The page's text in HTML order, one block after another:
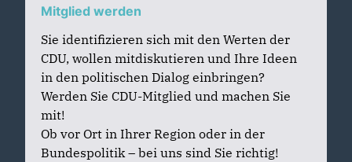
Mitglied werden
Sie identifizieren sich mit den Werten der
CDU, wollen mitdiskutieren und Ihre Ideen
in den politischen Dialog einbringen?
Werden Sie CDU-Mitglied und machen Sie
mit!
Ob vor Ort in Ihrer Region oder in der
Bundespolitik – bei uns sind Sie richtig!